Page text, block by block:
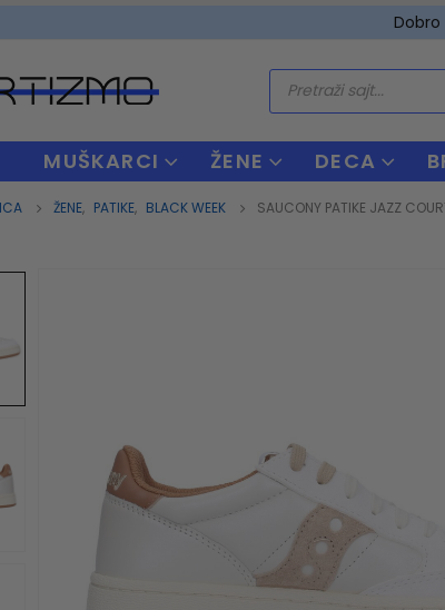
Products
search
MUŠKARCI ŽENE DECA
ŽENE, PATIKE, BLACK WEEK SAUCONY PATIKE JAZZ